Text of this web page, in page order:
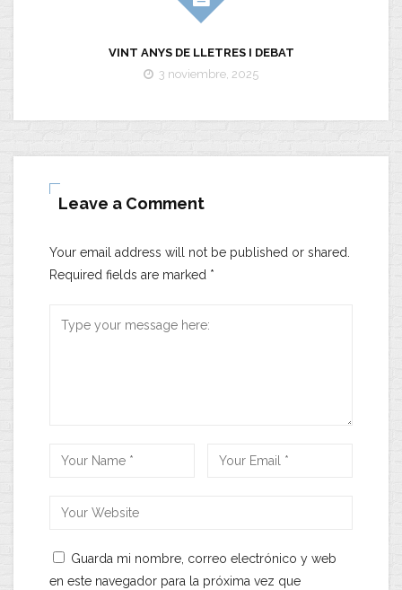
VINT ANYS DE LLETRES I DEBAT
3 noviembre, 2025
Leave a Comment
Your email address will not be published or shared.
Required fields are marked *
Guarda mi nombre, correo electrónico y web
en este navegador para la próxima vez que